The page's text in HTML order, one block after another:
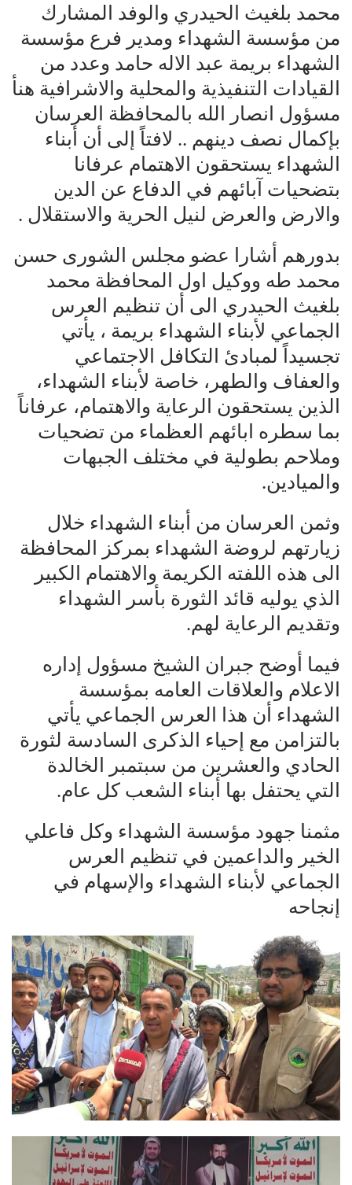
محمد بلغيث الحيدري والوفد المشارك
من مؤسسة الشهداء ومدير فرع مؤسسة
الشهداء بريمة عبد الاله حامد وعدد من
القيادات التنفيذية والمحلية والاشرافية هنأ
مسؤول انصار الله بالمحافظة العرسان
بإکمال نصف دينهم .. لافتاً إلى أن أبناء
الشهداء يستحقون الاهتمام عرفانا
بتضحيات آبائهم في الدفاع عن الدين
والارض والعرض لنيل الحرية والاستقلال .
بدورهم أشارا عضو مجلس الشورى حسن
محمد طه ووكيل اول المحافظة محمد
بلغيث الحيدري الى أن تنظيم العرس
الجماعي لأبناء الشهداء بريمة ، يأتي
تجسيداً لمبادئ التكافل الاجتماعي
والعفاف والطهر، خاصة لأبناء الشهداء،
الذين يستحقون الرعاية والاهتمام، عرفاناً
بما سطره ابائهم العظماء من تضحيات
وملاحم بطولية في مختلف الجبهات
والميادين.
وثمن العرسان من أبناء الشهداء خلال
زيارتهم لروضة الشهداء بمركز المحافظة
الى هذه اللفته الكريمة والاهتمام الكبير
الذي يوليه قائد الثورة بأسر الشهداء
وتقديم الرعاية لهم.
فيما أوضح جبران الشيخ مسؤول إداره
الاعلام والعلاقات العامه بمؤسسة
الشهداء أن هذا العرس الجماعي يأتي
بالتزامن مع إحياء الذكرى السادسة لثورة
الحادي والعشرين من سبتمبر الخالدة
التي يحتفل بها أبناء الشعب كل عام.
مثمنا جهود مؤسسة الشهداء وكل فاعلي
الخير والداعمين في تنظيم العرس
الجماعي لأبناء الشهداء والإسهام في
إنجاحه